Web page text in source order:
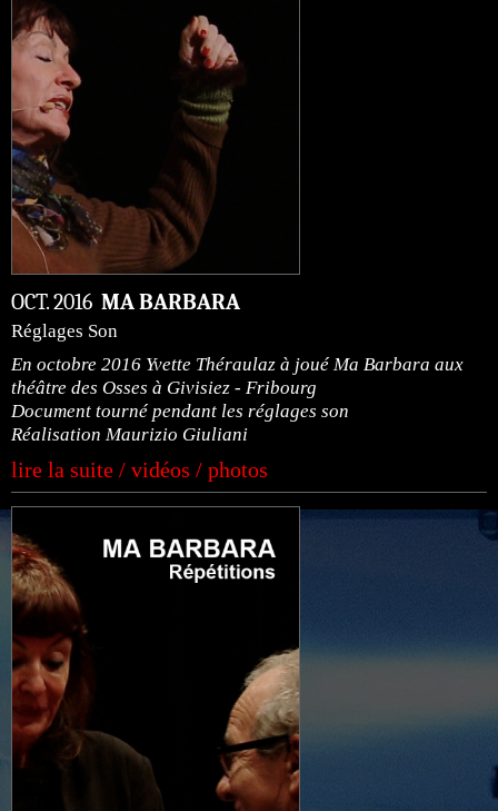
OCT. 2016 MA BARBARA
Réglages Son
En octobre 2016 Yvette Théraulaz à joué Ma Barbara aux
théâtre des Osses à Givisiez - Fribourg
Document tourné pendant les réglages son
Réalisation Maurizio Giuliani
lire la suite / vidéos / photos